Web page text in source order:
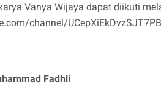
Vanya Wijaya dapat diikuti
channel/
Fadhli